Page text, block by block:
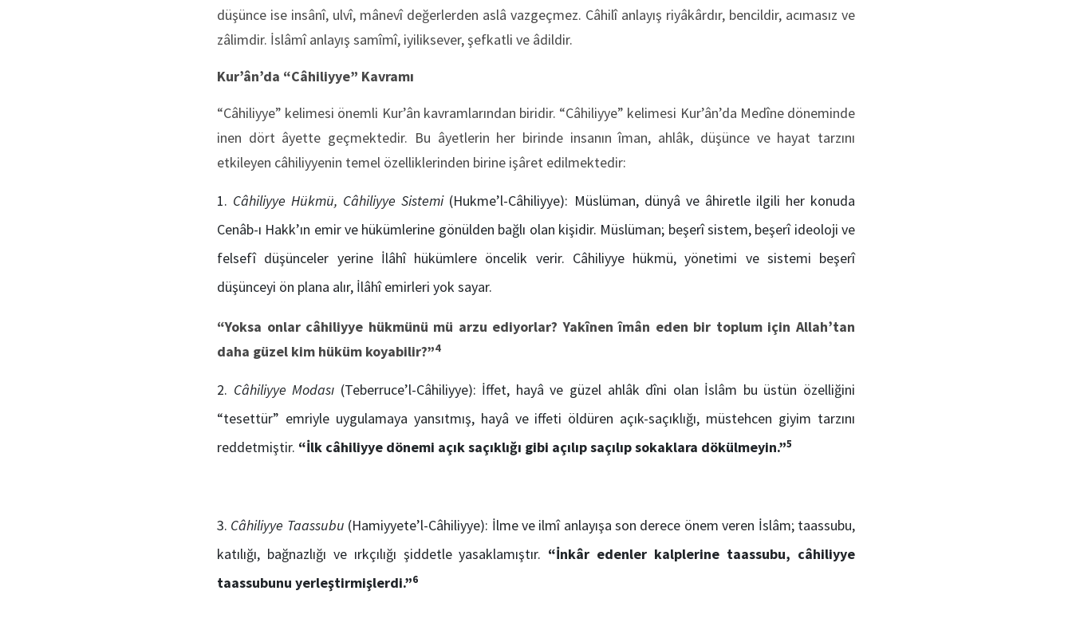
düşünce ise insânî, ulvî, mânevî değerlerden aslâ vazgeçmez. Câhilî anlayış riyâkârdır, bencildir, acımasız ve
zâlimdir. İslâmî anlayış samîmî, iyiliksever, şefkatli ve âdildir.
Kur’ân’da “Câhiliyye” Kavramı
“Câhiliyye” kelimesi önemli Kur’ân kavramlarından biridir. “Câhiliyye” kelimesi Kur’ân’da Medîne döneminde
inen dört âyette geçmektedir. Bu âyetlerin her birinde insanın îman, ahlâk, düşünce ve hayat tarzını
etkileyen câhiliyyenin temel özelliklerinden birine işâret edilmektedir:
Câhiliyye Hükmü, Câhiliyye Sistemi (Hukme’l-Câhiliyye): Müslüman, dünyâ ve âhiretle ilgili her konuda
Cenâb-ı Hakk’ın emir ve hükümlerine gönülden bağlı olan kişidir. Müslüman; beşerî sistem, beşerî ideoloji ve
felsefî düşünceler yerine İlâhî hükümlere öncelik verir. Câhiliyye hükmü, yönetimi ve sistemi beşerî
düşünceyi ön plana alır, İlâhî emirleri yok sayar.
“Yoksa onlar câhiliyye hükmünü mü arzu ediyorlar? Yakînen îmân eden bir toplum için Allah’tan
daha güzel kim hüküm koyabilir?”4
Câhiliyye Modası (Teberruce’l-Câhiliyye): İffet, hayâ ve güzel ahlâk dîni olan İslâm bu üstün özelliğini
“tesettür” emriyle uygulamaya yansıtmış, hayâ ve iffeti öldüren açık-saçıklığı, müstehcen giyim tarzını
reddetmiştir. “İlk câhiliyye dönemi açık saçıklığı gibi açılıp saçılıp sokaklara dökülmeyin.”5
Câhiliyye Taassubu (Hamiyyete’l-Câhiliyye): İlme ve ilmî anlayışa son derece önem veren İslâm; taassubu,
katılığı, bağnazlığı ve ırkçılığı şiddetle yasaklamıştır. “İnkâr edenler kalplerine taassubu, câhiliyye
taassubunu yerleştirmişlerdi.”6